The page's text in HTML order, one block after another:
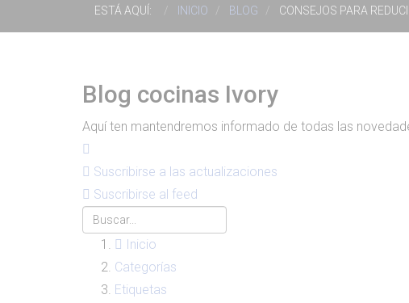
ESTÁ AQUÍ: INICIO BLOG CONSEJOS PARA
Blog cocinas Ivory
Aquí ten mantendremos informado de todas las
Suscribirse a las actualizaciones
Suscribirse al feed
Inicio
Categorías
Etiquetas